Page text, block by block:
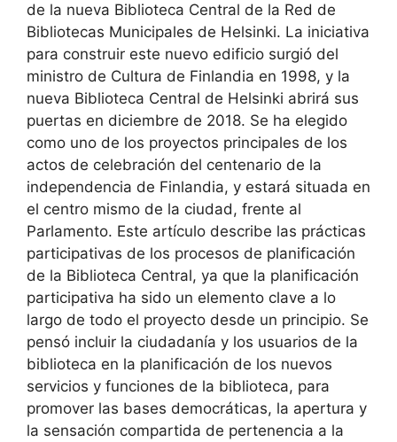
de la nueva Biblioteca Central de la Red de
Bibliotecas Municipales de Helsinki. La iniciativa
para construir este nuevo edificio surgió del
ministro de Cultura de Finlandia en 1998, y la
nueva Biblioteca Central de Helsinki abrirá sus
puertas en diciembre de 2018. Se ha elegido
como uno de los proyectos principales de los
actos de celebración del centenario de la
independencia de Finlandia, y estará situada en
el centro mismo de la ciudad, frente al
Parlamento. Este artículo describe las prácticas
participativas de los procesos de planificación
de la Biblioteca Central, ya que la planificación
participativa ha sido un elemento clave a lo
largo de todo el proyecto desde un principio. Se
pensó incluir la ciudadanía y los usuarios de la
biblioteca en la planificación de los nuevos
servicios y funciones de la biblioteca, para
promover las bases democráticas, la apertura y
la sensación compartida de pertenencia a la